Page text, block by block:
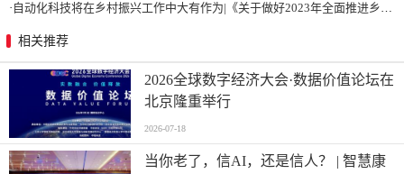
· 自动化科技将在乡村振兴工作中大有作为|《关于做好2023年全面推进乡村振兴重点工作的意见》发布
相关推荐
2026全球数字经济大会·数据价值论坛在
北京隆重举行
2026-07-18
当你老了，信AI，还是信人？ | 智慧康